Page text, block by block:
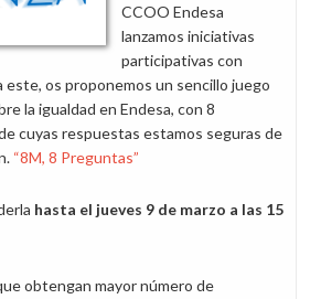
CCOO Endesa
lanzamos iniciativas
participativas con
este, os proponemos un sencillo juego
la igualdad en Endesa, con 8
cuyas respuestas estamos seguras de
“8M, 8 Preguntas”
hasta el jueves 9 de marzo a las 15
obtengan mayor número de